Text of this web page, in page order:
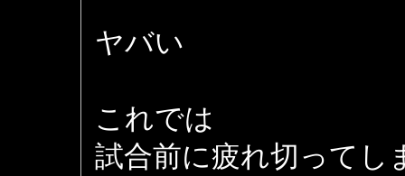
ヤバい
これでは
試合前に疲れ切ってし